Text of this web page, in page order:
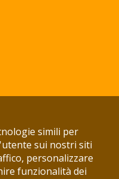
simili per
sui nostri siti
personalizzare
funzionalità dei